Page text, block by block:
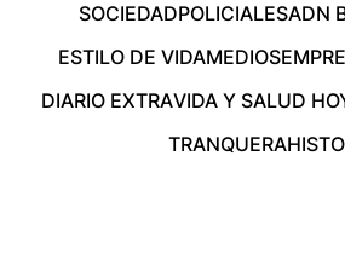
SOCIEDADPOLICIALESADN
ESTILO DE VIDAMEDIOS
DIARIO EXTRAVIDA Y SALUD
TRANQUERA